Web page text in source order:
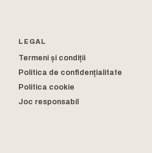
LEGAL
Termeni și condiții
Politica de confidențialitate
Politica cookie
Joc responsabil